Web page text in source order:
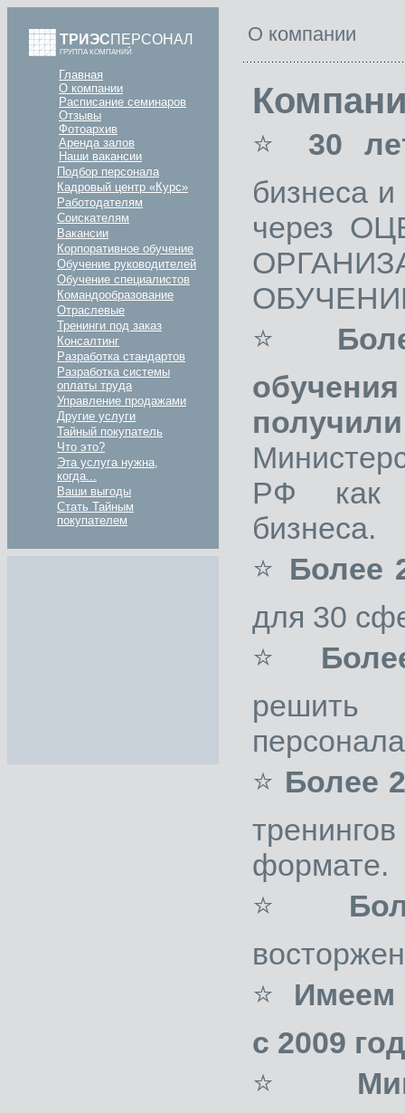
ТРИЭСПЕРСОНАЛ
ГРУППА КОМПАНИЙ
Главная
О компании
Расписание семинаров
Отзывы
Фотоархив
Аренда залов
Наши вакансии
Подбор персонала
Кадровый центр «Курс»
Работодателям
Соискателям
Вакансии
Корпоративное обучение
Обучение руководителей
Обучение специалистов
Командообразование
Отраслевые
Тренинги под заказ
Консалтинг
Разработка стандартов
Разработка системы
оплаты труда
Управление продажами
Другие услуги
Тайный покупатель
Что это?
Эта услуга нужна,
когда...
Ваши выгоды
Стать Тайным
покупателем
О компании
⭐ 30
бизнеса
через
⭐
РФ как
бизнеса.
⭐ Более
для 30
⭐
⭐ Более
формате.
⭐
⭐ Имеем
с 2009
⭐